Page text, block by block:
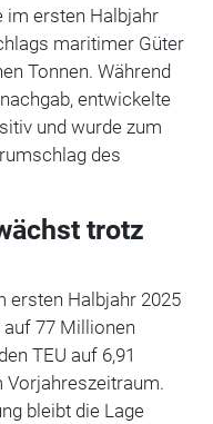
im ersten Halbjahr
maritimer Güter
Tonnen. Während
entwickelte
und wurde zum
des
trotz
ersten Halbjahr 2025
auf 77 Millionen
TEU auf 6,91
Vorjahreszeitraum.
bleibt die Lage